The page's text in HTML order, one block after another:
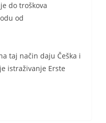
do troškova
od
taj način daju Češka i
istraživanje Erste